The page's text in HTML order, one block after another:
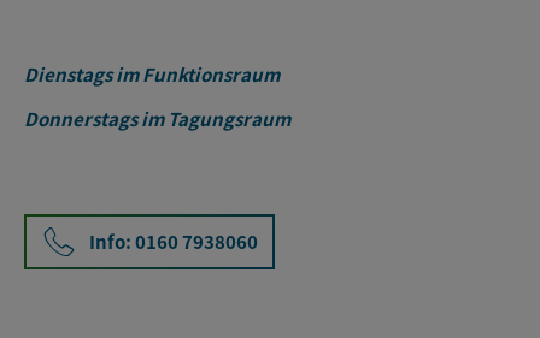
Dienstags im Funktionsraum
Donnerstags im Tagungsraum
Info: 0160 7938060